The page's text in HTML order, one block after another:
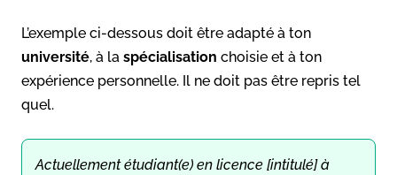
L’exemple ci-dessous doit être adapté à ton
université, à la spécialisation choisie et à ton
expérience personnelle. Il ne doit pas être repris tel
quel.
Actuellement étudiant(e) en licence [intitulé]à